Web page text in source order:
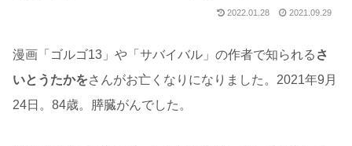
2022.01.28 2021.09.29
漫画「ゴルゴ13」や「サバイバル」の作者で知られる さ
いとうたかをさんがお亡くなりになりました。2021年9月
24日。84歳。膵臓がんでした。